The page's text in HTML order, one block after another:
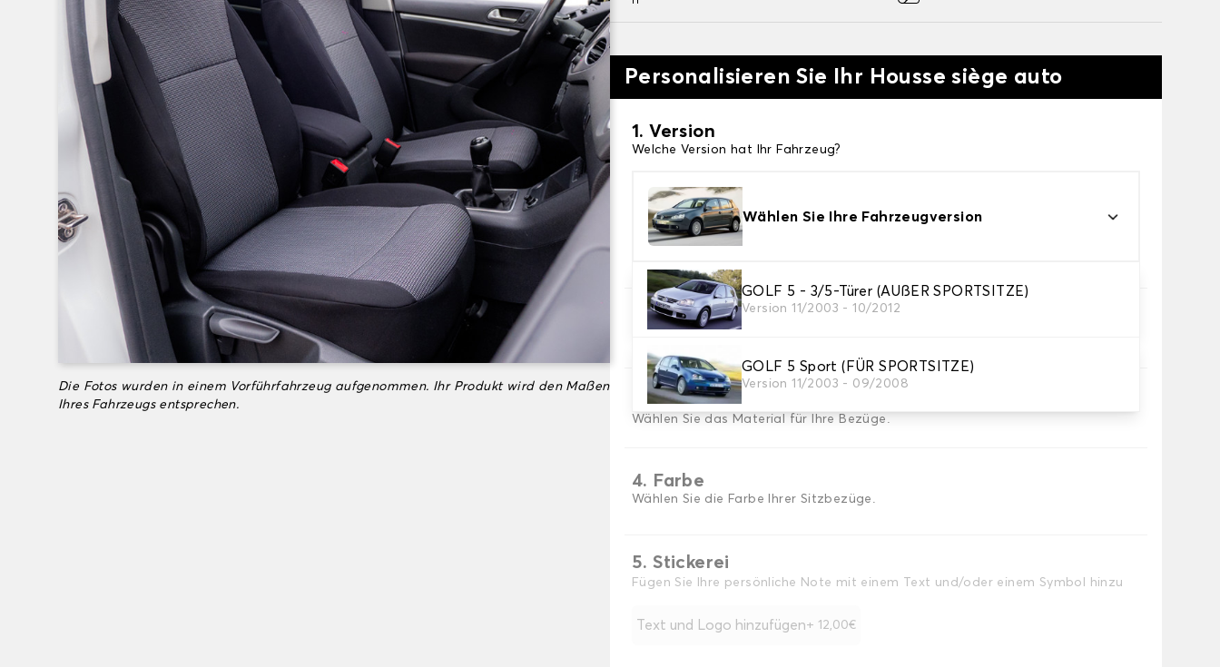
Die Fotos wurden in einem Vorführfahrzeug aufgenommen. Ihr Produkt wird den Maßen
Ihres Fahrzeugs entsprechen.
Personalisieren Sie Ihr Housse siège auto
1. Version
Welche Version hat Ihr Fahrzeug?
Wählen Sie Ihre Fahrzeugversion
GOLF 5 - 3/5-Türer (AUßER SPORTSITZE)
Version 11/2003 - 10/2012
GOLF 5 Sport (FÜR SPORTSITZE)
Version 11/2003 - 09/2008
2. Satz von Bezügen
3. Material
Wählen Sie das Material für Ihre Bezüge.
4. Farbe
Wählen Sie die Farbe Ihrer Sitzbezüge.
5. Stickerei
Fügen Sie Ihre persönliche Note mit einem Text und/oder einem Symbol hinzu
Text und Logo hinzufügen + 12,00€